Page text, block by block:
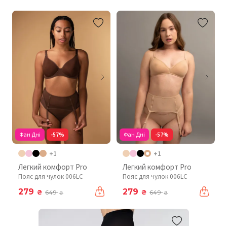
Фан Дні -57%
+1
Легкий комфорт Pro
Пояс для чулок 006LC
279 ₴ 649₴
Фан Дні -57%
+1
Легкий комфорт Pro
Пояс для чулок 006LC
279 ₴ 649₴